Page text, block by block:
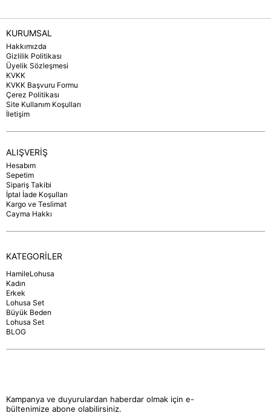
KURUMSAL
Hakkımızda
Gizlilik Politikası
Üyelik Sözleşmesi
KVKK
KVKK Başvuru Formu
Çerez Politikası
Site Kullanım Koşulları
İletişim
ALIŞVERİŞ
Hesabım
Sepetim
Sipariş Takibi
İptal İade Koşulları
Kargo ve Teslimat
Cayma Hakkı
KATEGORİLER
HamileLohusa
Kadın
Erkek
Lohusa Set
Büyük Beden
Lohusa Set
BLOG
Kampanya ve duyurulardan haberdar olmak için e-
bültenimize abone olabilirsiniz.